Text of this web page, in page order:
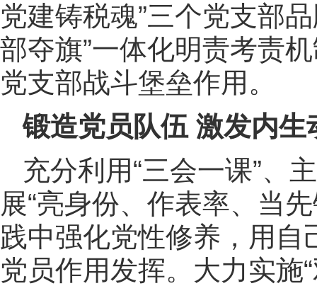
党建铸税魂”三个党支部
部夺旗”一体化明责考责
党支部战斗堡垒作用。
锻造党员队伍 激发内生
充分利用“三会一课”、
展“亮身份、作表率、当
践中强化党性修养，用
党员作用发挥。大力实施